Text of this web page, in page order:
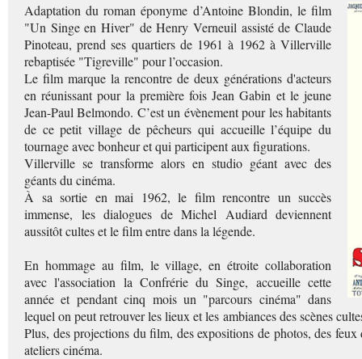
Adaptation du roman éponyme d’Antoine Blondin, le film
"Un Singe en Hiver" de Henry Verneuil assisté de Claude
Pinoteau, prend ses quartiers de 1961 à 1962 à Villerville
rebaptisée "Tigreville" pour l’occasion.
Le film marque la rencontre de deux générations d'acteurs
en réunissant pour la première fois Jean Gabin et le jeune
Jean-Paul Belmondo. C’est un évènement pour les habitants
de ce petit village de pêcheurs qui accueille l’équipe du
tournage avec bonheur et qui participent aux figurations.
Villerville se transforme alors en studio géant avec des
géants du cinéma.
À sa sortie en mai 1962, le film rencontre un succès
immense, les dialogues de Michel Audiard deviennent
aussitôt cultes et le film entre dans la légende.
En hommage au film, le village, en étroite collaboration
avec l'association la Confrérie du Singe, accueille cette
année et pendant cinq mois un "parcours cinéma" dans
lequel on peut retrouver les lieux et les ambiances des scènes
Plus, des projections du film, des expositions de photos, des feux
ateliers cinéma.